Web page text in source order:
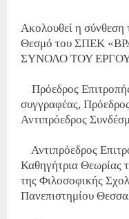
Ακολουθεί η σύνθεση
Θεσμό του ΣΠΕΚ
ΣΥΝΟΛΟ ΤΟΥ
Πρόεδρος
συγγραφέας,
Αντιπρόεδρος
Αντιπρόεδρος
Καθηγήτρια Θεωρίας
της Φιλοσοφικής
Πανεπιστημίου